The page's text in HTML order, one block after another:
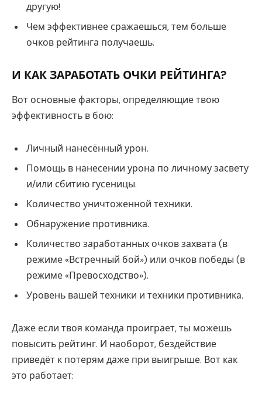
другую!
Чем эффективнее сражаешься, тем больше
очков рейтинга получаешь.
И КАК ЗАРАБОТАТЬ ОЧКИ РЕЙТИНГА?
Вот основные факторы, определяющие твою
эффективность в бою:
Личный нанесённый урон.
Помощь в нанесении урона по личному засвету
и/или сбитию гусеницы.
Количество уничтоженной техники.
Обнаружение противника.
Количество заработанных очков захвата (в
режиме «Встречный бой») или очков победы (в
режиме «Превосходство»).
Уровень вашей техники и техники противника.
Даже если твоя команда проиграет, ты можешь
повысить рейтинг. И наоборот, бездействие
приведёт к потерям даже при выигрыше. Вот как
это работает: